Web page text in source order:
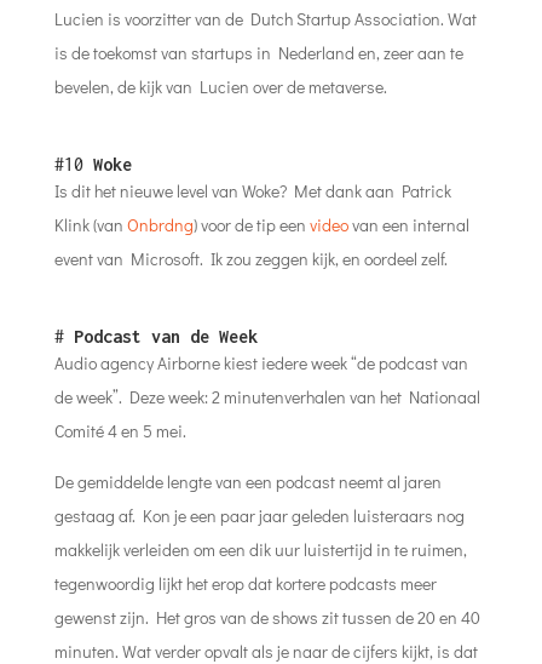
Lucien is voorzitter van de Dutch Startup Association. Wat
is de toekomst van startups in Nederland en, zeer aan te
bevelen, de kijk van Lucien over de metaverse.
#10 Woke
Is dit het nieuwe level van Woke? Met dank aan Patrick
Klink (van Onbrdng) voor de tip een videovan een internal
event van Microsoft. Ik zou zeggen kijk, en oordeel zelf.
# Podcast van de Week
Audio agency Airborne kiest iedere week “de podcast van
de week”. Deze week: 2 minutenverhalen van het Nationaal
Comité 4 en 5 mei.
De gemiddelde lengte van een podcast neemt al jaren
gestaag af. Kon je een paar jaar geleden luisteraars nog
makkelijk verleiden om een dik uur luistertijd in te ruimen,
tegenwoordig lijkt het erop dat kortere podcasts meer
gewenst zijn. Het gros van de shows zit tussen de 20 en 40
minuten. Wat verder opvalt als je naar de cijfers kijkt, is dat